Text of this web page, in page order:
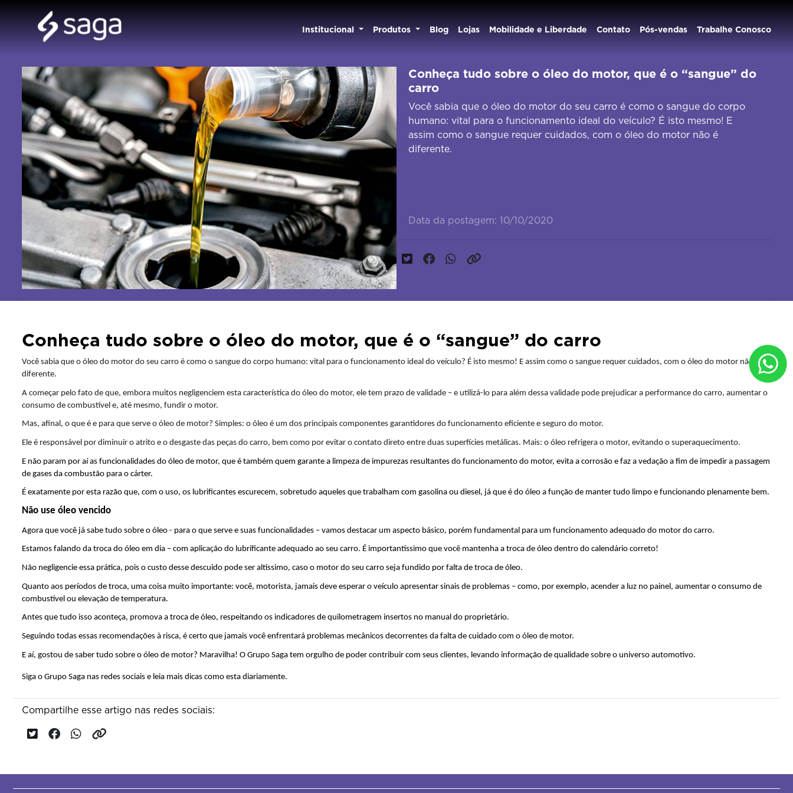
Institucional Produtos Blog Lojas Mobilidade e Liberdade Contato Pós-vendas Trabalhe Conosco
Conheça tudo sobre o óleo do motor, que é o “sangue” do
carro
Você sabia que o óleo do motor do seu carro é como o sangue do corpo
humano: vital para o funcionamento ideal do veículo? É isto mesmo! E
assim como o sangue requer cuidados, com o óleo do motor não é
diferente.
Data da postagem: 10/10/2020
Conheça tudo sobre o óleo do motor, que é o “sangue” do carro
Você sabia que o óleo do motor do seu carro é como o sangue do corpo humano: vital para o funcionamento ideal do veículo? É isto mesmo! E assim como o sangue requer cuidados, com o óleo do motor não é
diferente.
A começar pelo fato de que, embora muitos negligenciem esta característica do óleo do motor, ele tem prazo de validade – e utilizá-lo para além dessa validade pode prejudicar a performance do carro, aumentar o
consumo de combustível e, até mesmo, fundir o motor.
Mas, afinal, o que é e para que serve o óleo de motor? Simples: o óleo é um dos principais componentes garantidores do funcionamento eficiente e seguro do motor.
Ele é responsável por diminuir o atrito e o desgaste das peças do carro, bem como por evitar o contato direto entre duas superfícies metálicas. Mais: o óleo refrigera o motor, evitando o superaquecimento.
E não param por aí as funcionalidades do óleo de motor, que é também quem garante a limpeza de impurezas resultantes do funcionamento do motor, evita a corrosão e faz a vedação a fim de impedir a passagem
de gases da combustão para o cárter.
É exatamente por esta razão que, com o uso, os lubrificantes escurecem, sobretudo aqueles que trabalham com gasolina ou diesel, já que é do óleo a função de manter tudo limpo e funcionando plenamente bem.
Não use óleo vencido
Agora que você já sabe tudo sobre o óleo - para o que serve e suas funcionalidades – vamos destacar um aspecto básico, porém fundamental para um funcionamento adequado do motor do carro.
Estamos falando da troca do óleo em dia – com aplicação do lubrificante adequado ao seu carro. É importantíssimo que você mantenha a troca de óleo dentro do calendário correto!
Não negligencie essa prática, pois o custo desse descuido pode ser altíssimo, caso o motor do seu carro seja fundido por falta de troca de óleo.
Quanto aos períodos de troca, uma coisa muito importante: você, motorista, jamais deve esperar o veículo apresentar sinais de problemas – como, por exemplo, acender a luz no painel, aumentar o consumo de
combustível ou elevação de temperatura.
Antes que tudo isso aconteça, promova a troca de óleo, respeitando os indicadores de quilometragem insertos no manual do proprietário.
Seguindo todas essas recomendações à risca, é certo que jamais você enfrentará problemas mecânicos decorrentes da falta de cuidado com o óleo de motor.
E aí, gostou de saber tudo sobre o óleo de motor? Maravilha! O Grupo Saga tem orgulho de poder contribuir com seus clientes, levando informação de qualidade sobre o universo automotivo.
Siga o Grupo Saga nas redes sociais e leia mais dicas como esta diariamente.
Compartilhe esse artigo nas redes sociais: